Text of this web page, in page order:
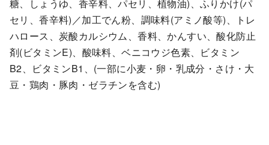
糖、しょうゆ、香辛料、パセリ、植物油)、ふりかけ(パ
セリ、香辛料)／加工でん粉、調味料(アミノ酸等)、トレ
ハロース、炭酸カルシウム、香料、かんすい、酸化防止
剤(ビタミンE)、酸味料、ベニコウジ色素、ビタミン
B2、ビタミンB1、(一部に小麦・卵・乳成分・さけ・大
豆・鶏肉・豚肉・ゼラチンを含む)